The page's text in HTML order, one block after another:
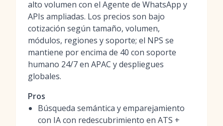
alto volumen con el Agente de WhatsApp y
APIs ampliadas. Los precios son bajo
cotización según tamaño, volumen,
módulos, regiones y soporte; el NPS se
mantiene por encima de 40 con soporte
humano 24/7 en APAC y despliegues
globales.
Pros
Búsqueda semántica y emparejamiento
con IA con redescubrimiento en ATS +